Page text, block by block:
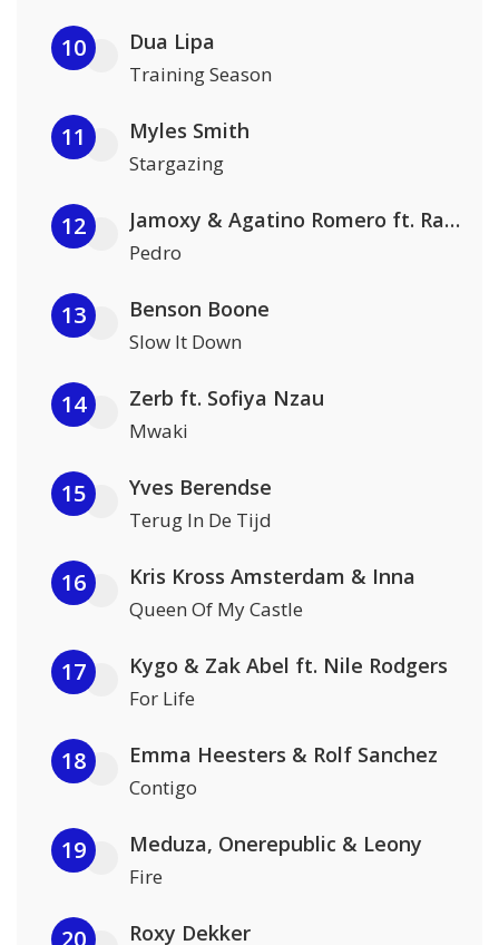
10 Dua Lipa
Training Season
11 Myles Smith
Stargazing
12 Jamoxy & Agatino Romero ft. Raffaella Carrà
Pedro
13 Benson Boone
Slow It Down
14 Zerb ft. Sofiya Nzau
Mwaki
15 Yves Berendse
Terug In De Tijd
16 Kris Kross Amsterdam & Inna
Queen Of My Castle
17 Kygo & Zak Abel ft. Nile Rodgers
For Life
18 Emma Heesters & Rolf Sanchez
Contigo
19 Meduza, Onerepublic & Leony
Fire
Roxy Dekker